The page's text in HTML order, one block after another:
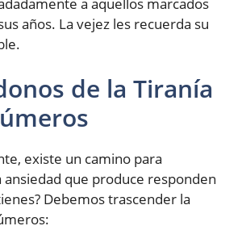
años. La vejez les recuerda su
de la Tiranía
existe un camino para
ansiedad que produce responden
Debemos trascender la